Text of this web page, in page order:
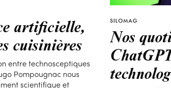
artificielle,
cuisinières
entre technosceptiques
Pompougnac nous
scientifique et
SILOMAG
Nos